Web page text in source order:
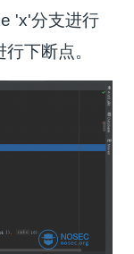
'x'分支进行
下断点。